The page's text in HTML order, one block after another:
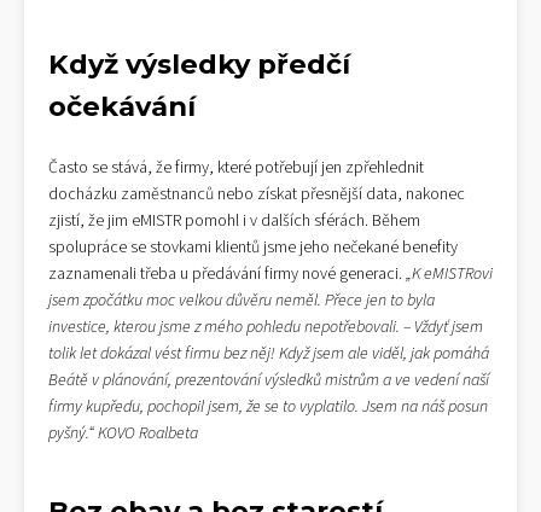
Když výsledky předčí
očekávání
Často se stává, že firmy, které potřebují jen zpřehlednit
docházku zaměstnanců nebo získat přesnější data, nakonec
zjistí, že jim eMISTR pomohl i v dalších sférách. Během
spolupráce se stovkami klientů jsme jeho nečekané benefity
zaznamenali třeba u předávání firmy nové generaci. „K eMISTRovi
jsem zpočátku moc velkou důvěru neměl. Přece jen to byla
investice, kterou jsme z mého pohledu nepotřebovali. – Vždyť jsem
tolik let dokázal vést firmu bez něj! Když jsem ale viděl, jak pomáhá
Beátě v plánování, prezentování výsledků mistrům a ve vedení naší
firmy kupředu, pochopil jsem, že se to vyplatilo. Jsem na náš posun
pyšný.“ KOVO Roalbeta